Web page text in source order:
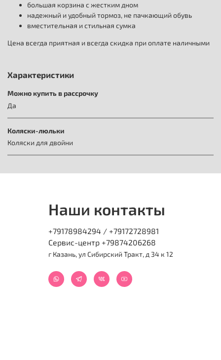
большая корзина с жестким дном
надежный и удобный тормоз, не пачкающий обувь
вместительная и стильная сумка
Цена всегда приятная и всегда скидка при оплате наличными
Характеристики
Можно купить в рассрочку
Да
Коляски-люльки
Коляски для двойни
Наши контакты
+79178984294 / +79172728981
Сервис-центр +79874206268
г Казань, ул Сибирский Тракт, д 34 к 12